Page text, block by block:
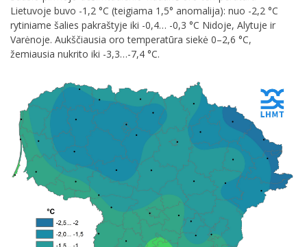
Lietuvoje buvo -1,2 °C (teigiama 1,5° anomalija): nuo -2,2 °C
rytiniame šalies pakraštyje iki -0,4… -0,3 °C Nidoje, Alytuje ir
Varėnoje. Aukščiausia oro temperatūra siekė 0–2,6 °C,
žemiausia nukrito iki -3,3…-7,4 °C.